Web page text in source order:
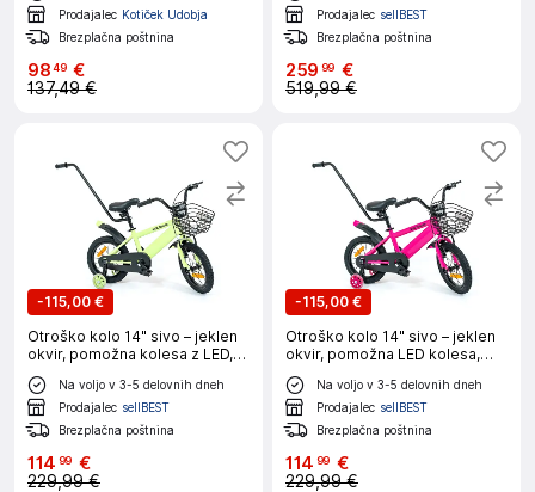
Prodajalec Kotiček Udobja
Brezplačna poštnina
9849 €
137,49 €
Prodajalec sellBEST
Brezplačna poštnina
259 99 €
519,99 €
-115,00 €
Otroško kolo 14" sivo – jeklen
okvir, pomožna kolesa z LED,
vodilna palica, košara, 3–6 let
Na voljo v 3-5 delovnih dneh
Prodajalec sellBEST
Brezplačna poštnina
114 99 €
229,99 €
-115,00 €
Otroško kolo 14" sivo – jeklen
okvir, pomožna LED kolesa,
vodilna palica, košara, 3–6 let
Na voljo v 3-5 delovnih dneh
Prodajalec sellBEST
Brezplačna poštnina
114 99 €
229,99 €